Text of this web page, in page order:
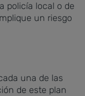
policía local o de
un riesgo
una de las
de este plan